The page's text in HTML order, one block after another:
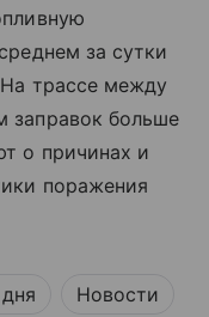
за сутки
На трассе между
заправок больше
о причинах и
поражения
Новости